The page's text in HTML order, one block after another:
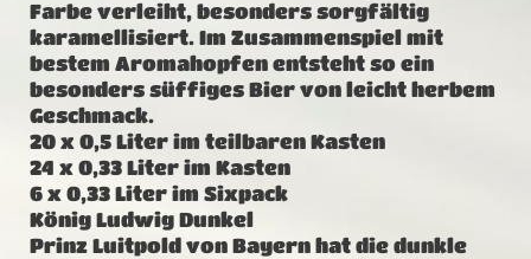
Farbe verleiht, besonders sorgfältig
karamellisiert. Im Zusammenspiel mit
bestem Aromahopfen entsteht so ein
besonders süffiges Bier von leicht herbem
Geschmack.
20 x 0,5 Liter im teilbaren Kasten
24 x 0,33 Liter im Kasten
6 x 0,33 Liter im Sixpack
König Ludwig Dunkel
Prinz Luitpold von Bayern hat die dunkle